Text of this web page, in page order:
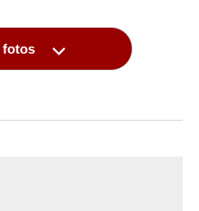
fotos